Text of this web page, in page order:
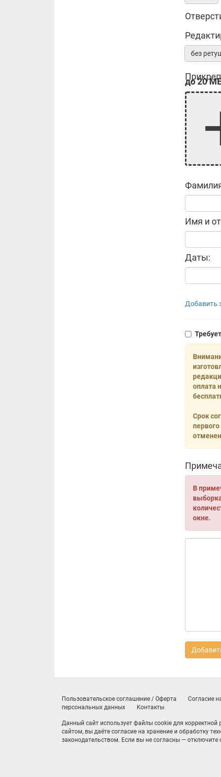
без
до 20
Имя и
Даты:
Добавить
оплата
Срок
В
окне.
Пользовательское соглашение / Оферта
Согласие
персональных данных
Контакты
Данный сайт использует файлы cookie для
сайтом, вы даёте согласие на хранение и обработку
законодательством. Если вы не согласны — отключите